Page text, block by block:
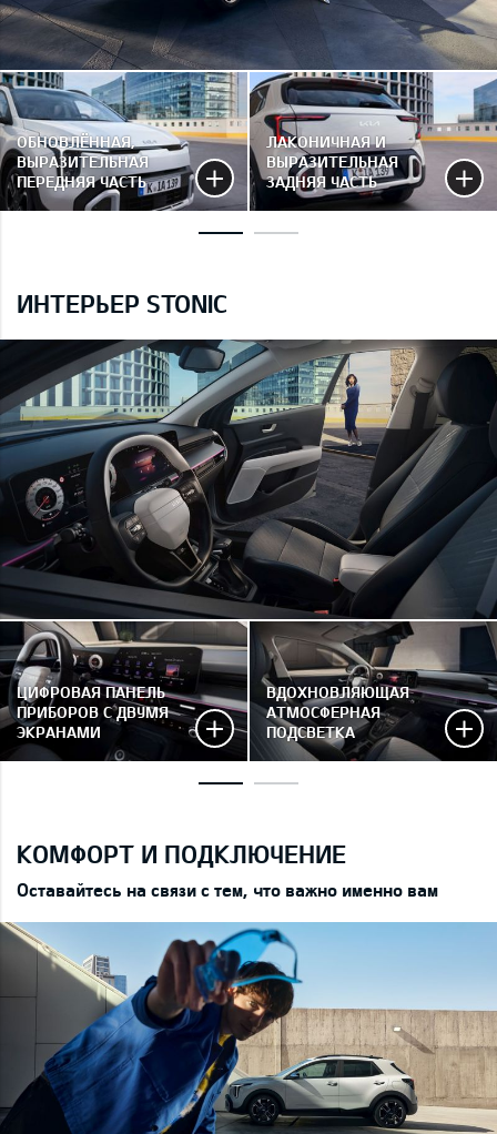
ОБНОВЛЁННАЯ,
ВЫРАЗИТЕЛЬНАЯ
ПЕРЕДНЯЯ ЧАСТЬ
ЛАКОНИЧНАЯ И
ВЫРАЗИТЕЛЬНАЯ
ЗАДНЯЯ ЧАСТЬ
ИНТЕРЬЕР STONIC
ЦИФРОВАЯ ПАНЕЛЬ
ПРИБОРОВ С ДВУМЯ
ЭКРАНАМИ
ВДОХНОВЛЯЮЩАЯ
АТМОСФЕРНАЯ
ПОДСВЕТКА
КОМФОРТ И ПОДКЛЮЧЕНИЕ
Оставайтесь на связи с тем, что важно именно вам